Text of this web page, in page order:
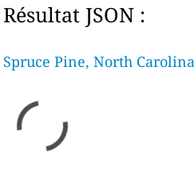
Résultat JSON :
Spruce Pine, North